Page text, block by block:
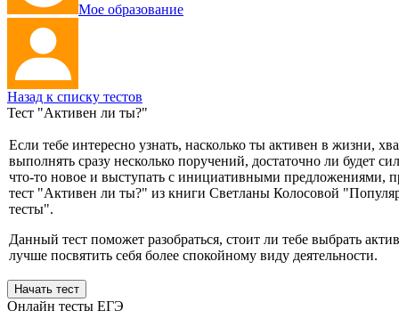
Мое образование
Назад к списку тестов
Тест "Активен ли ты?"
Если тебе интересно узнать, насколько ты активен в жизни,
выполнять сразу несколько поручений, достаточно ли будет
что-то новое и выступать с инициативными предложениями,
тест "Активен ли ты?" из книги Светланы Колосовой
тесты".
Данный тест поможет разобраться, стоит ли тебе выбрать
лучше посвятить себя более спокойному виду деятельности.
Начать тест
Онлайн тесты ЕГЭ